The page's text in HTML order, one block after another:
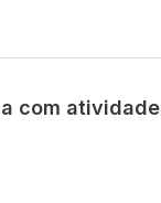
com atividade